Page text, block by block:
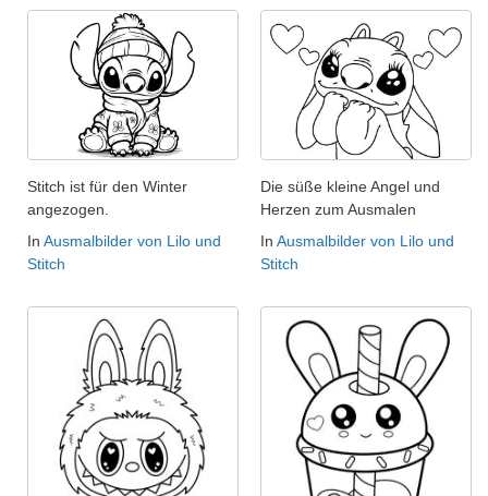
Stitch ist für den Winter
angezogen.
In Ausmalbilder von Lilo und
Stitch
Die süße kleine Angel und
Herzen zum Ausmalen
In Ausmalbilder von Lilo und
Stitch